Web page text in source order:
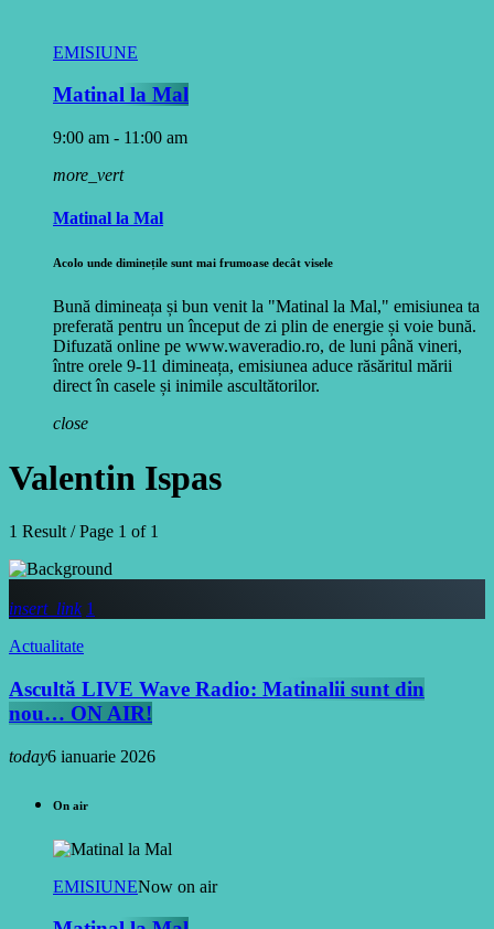
EMISIUNE
Matinal la Mal
9:00 am - 11:00 am
more_vert
Matinal la Mal
Acolo unde diminețile sunt mai frumoase decât visele
Bună dimineața și bun venit la "Matinal la Mal," emisiunea ta
preferată pentru un început de zi plin de energie și voie bună.
Difuzată online pe www.waveradio.ro, de luni până vineri,
între orele 9-11 dimineața, emisiunea aduce răsăritul mării
direct în casele și inimile ascultătorilor.
close
Valentin Ispas
1 Result / Page 1 of 1
insert_link 1
Actualitate
Ascultă LIVE Wave Radio: Matinalii sunt din
nou… ON AIR!
today6 ianuarie 2026
On air
EMISIUNENow on air